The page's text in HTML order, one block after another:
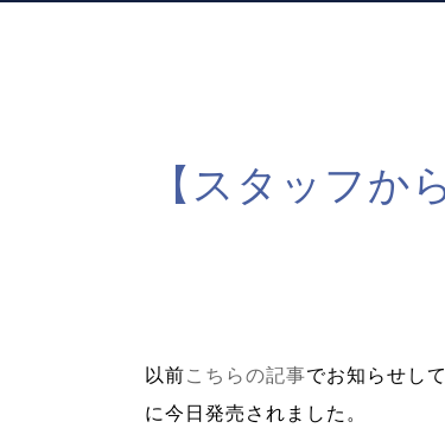
【スタッフ
以前こちらの記事でお知らせし
に今日発売されました。